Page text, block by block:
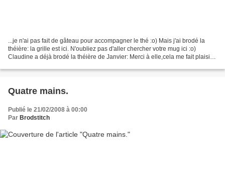
...je n'ai pas fait de gâteau pour accompagner le thé :o) Mais j'ai brodé la
théière: la grille est ici. N'oubliez pas d'aller chercher votre mug ici :o)
Claudine a déjà brodé la théière de Janvier: Merci à elle,cela me fait plaisir.
Quatre mains.
Publié le 21/02/2008 à 00:00
Par Brodstitch